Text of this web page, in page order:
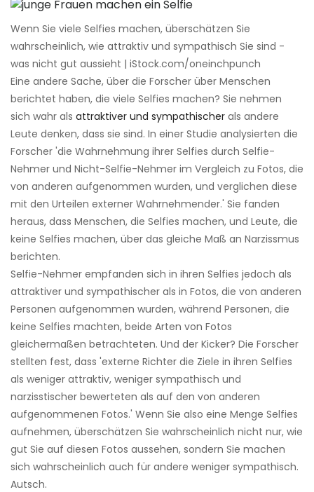
Wenn Sie viele Selfies machen, überschätzen Sie
wahrscheinlich, wie attraktiv und sympathisch Sie sind -
was nicht gut aussieht | iStock.com/oneinchpunch
Eine andere Sache, über die Forscher über Menschen
berichtet haben, die viele Selfies machen? Sie nehmen
sich wahr als attraktiver und sympathischer als andere
Leute denken, dass sie sind. In einer Studie analysierten die
Forscher 'die Wahrnehmung ihrer Selfies durch Selfie-
Nehmer und Nicht-Selfie-Nehmer im Vergleich zu Fotos, die
von anderen aufgenommen wurden, und verglichen diese
mit den Urteilen externer Wahrnehmender.' Sie fanden
heraus, dass Menschen, die Selfies machen, und Leute, die
keine Selfies machen, über das gleiche Maß an Narzissmus
berichten.
Selfie-Nehmer empfanden sich in ihren Selfies jedoch als
attraktiver und sympathischer als in Fotos, die von anderen
Personen aufgenommen wurden, während Personen, die
keine Selfies machten, beide Arten von Fotos
gleichermaßen betrachteten. Und der Kicker? Die Forscher
stellten fest, dass 'externe Richter die Ziele in ihren Selfies
als weniger attraktiv, weniger sympathisch und
narzisstischer bewerteten als auf den von anderen
aufgenommenen Fotos.' Wenn Sie also eine Menge Selfies
aufnehmen, überschätzen Sie wahrscheinlich nicht nur, wie
gut Sie auf diesen Fotos aussehen, sondern Sie machen
sich wahrscheinlich auch für andere weniger sympathisch.
Autsch.